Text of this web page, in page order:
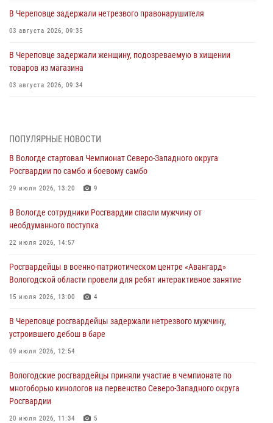
В Череповце задержали нетрезвого правонарушителя
03 августа 2026, 09:35
В Череповце задержали женщину, подозреваемую в хищении
товаров из магазина
03 августа 2026, 09:34
самбо
ЗА МИНУВШУЮ НЕДЕЛЮ СОТРУДНИКАМИ ВНЕВЕДОМСТВЕННОЙ
ОХРАНЫ РОСГВАРДИИ В ВОЛОГОДСКОЙ ОБЛАСТИ ЗАДЕРЖАНО 23
02 августа 2026, 10:37
Росгвардейцы в г. Соколе задержали несовершеннолетнего
31 июля 2026, 06:43
В Вологде стартовал Чемпионат Северо-Западного округа
29 июля 2026, 13:20
ПОПУЛЯРНЫЕ НОВОСТИ
В Вологде стартовал Чемпионат Северо-Западного округа
Росгвардии по самбо и боевому самбо
29 июля 2026, 13:20 9
В Вологде сотрудники Росгвардии спасли мужчину от
необдуманного поступка
22 июля 2026, 14:57
Росгвардейцы в военно-патриотическом центре «Авангард»
Вологодской области провели для ребят интерактивное занятие
15 июля 2026, 13:00 4
В Череповце росгвардейцы задержали нетрезвого мужчину,
устроившего дебош в баре
09 июля 2026, 12:54
Вологодские росгвардейцы приняли участие в чемпионате по
многоборью кинологов на первенство Северо-Западного округа
Росгвардии
20 июля 2026, 11:34 5